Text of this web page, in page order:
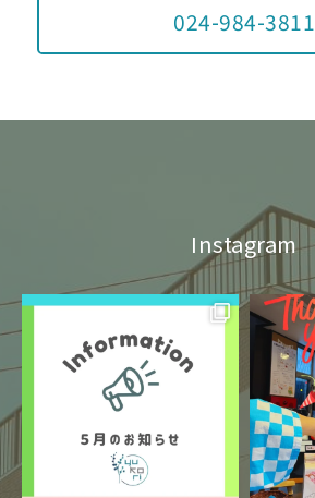
024-984-3811
Instagram